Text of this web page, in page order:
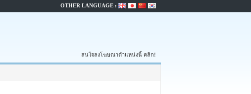
สนใจลงโฆษณาตำแหน่งนี้ คลิก!
OTHER LANGUAGE :